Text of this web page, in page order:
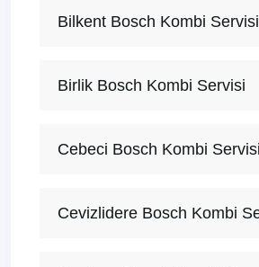
Bilkent Bosch Kombi Servisi
Birlik Bosch Kombi Servisi
Cebeci Bosch Kombi Servisi
Cevizlidere Bosch Kombi